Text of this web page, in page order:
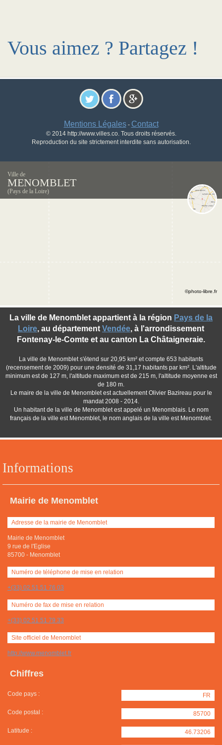
Vous aimez ? Partagez !
Mentions Légales- Contact
© 2014 http://www.villes.co. Tous droits réservés.
Reproduction du site strictement interdite sans autorisation.
Ville de
MENOMBLET
(Pays de la Loire)
Informations
Mairie de Menomblet
Adresse de la mairie de Menomblet
Mairie de Menomblet
9 rue de l'Eglise
85700 - Menomblet
Numéro de téléphone de mise en relation
+(33) 02 51 51 76 03
Numéro de fax de mise en relation
+(33) 02 51 51 79 33
Site officiel de Menomblet
http://www.menomblet.fr
Chiffres
Code pays : FR
Code postal : 85700
Latitude : 46.73206
La ville de Menomblet appartient à la région Pays de la
Loire, au département Vendée, à l'arrondissement
Fontenay-le-Comte et au canton La Châtaigneraie.
La ville de Menomblet s'étend sur 20,95 km² et compte 653 habitants
(recensement de 2009) pour une densité de 31,17 habitants par km². L'altitude
minimum est de 127 m, l'altitude maximum est de 215 m, l'altitude moyenne est
de 180 m.
Le maire de la ville de Menomblet est actuellement Olivier Bazireau pour le
mandat 2008 - 2014.
Un habitant de la ville de Menomblet est appelé un Menomblais. Le nom
français de la ville est Menomblet, le nom anglais de la ville est Menomblet.
©photo-libre.fr